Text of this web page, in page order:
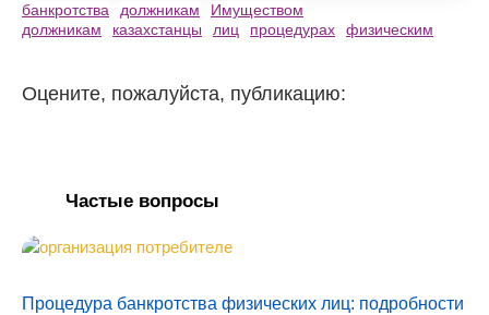
банкротства должникам
Имуществом
должникам
казахстанцы лиц процедурах физическим
Оцените, пожалуйста, публикацию:
Частые вопросы
Процедура банкротства физических лиц: подробности